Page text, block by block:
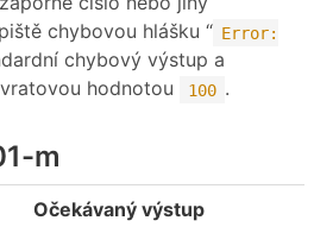
chybovou hlášku “ Error:
chybový výstup a
hodnotou
100 .
m
Očekávaný výstup